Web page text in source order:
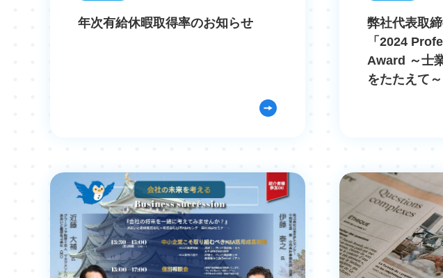
年次有給休暇取得率のお知らせ
弊社代表取
「2024
Award ～士
をたたえて